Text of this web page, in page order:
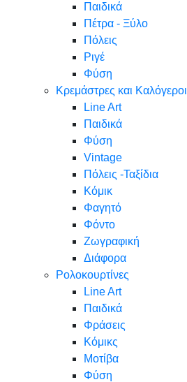
Παιδικά
Πέτρα - Ξύλο
Πόλεις
Ριγέ
Φύση
Κρεμάστρες και Καλόγεροι
Line Art
Παιδικά
Φύση
Vintage
Πόλεις -Ταξίδια
Κόμικ
Φαγητό
Φόντο
Ζωγραφική
Διάφορα
Ρολοκουρτίνες
Line Art
Παιδικά
Φράσεις
Κόμικς
Μοτίβα
Φύση